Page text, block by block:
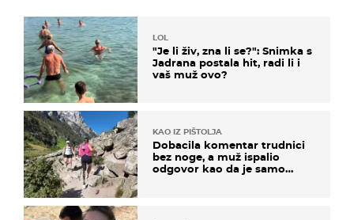
LOL
"Je li živ, zna li se?": Snimka s
Jadrana postala hit, radi li i
vaš muž ovo?
KAO IZ PIŠTOLJA
Dobacila komentar trudnici
bez noge, a muž ispalio
odgovor kao da je samo